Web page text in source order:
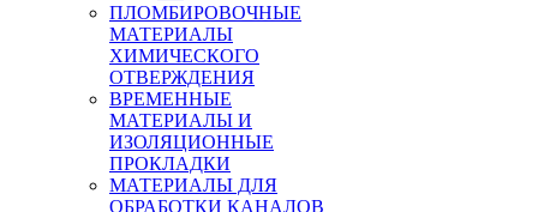
ПЛОМБИРОВОЧНЫЕ
МАТЕРИАЛЫ
ХИМИЧЕСКОГО
ОТВЕРЖДЕНИЯ
ВРЕМЕННЫЕ
МАТЕРИАЛЫ И
ИЗОЛЯЦИОННЫЕ
ПРОКЛАДКИ
МАТЕРИАЛЫ ДЛЯ
ОБРАБОТКИ КАНАЛОВ